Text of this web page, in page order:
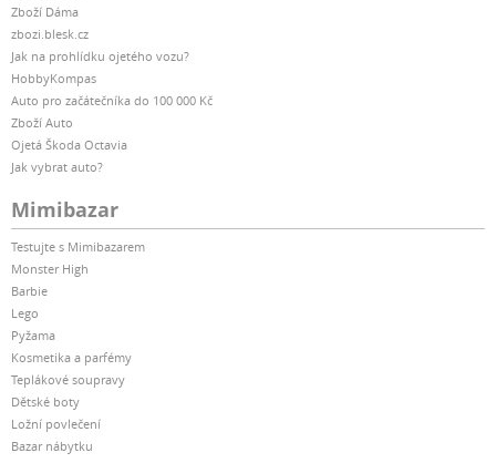
Zboží Dáma
zbozi.blesk.cz
Jak na prohlídku ojetého vozu?
HobbyKompas
Auto pro začátečníka do 100 000 Kč
Zboží Auto
Ojetá Škoda Octavia
Jak vybrat auto?
Mimibazar
Testujte s Mimibazarem
Monster High
Barbie
Lego
Pyžama
Kosmetika a parfémy
Teplákové soupravy
Dětské boty
Ložní povlečení
Bazar nábytku